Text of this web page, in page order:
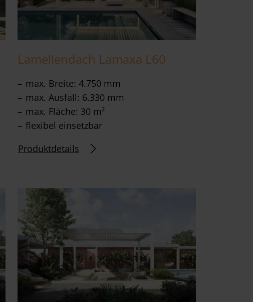
Lamellendach Lamaxa L60
max. Breite: 4.750 mm
max. Ausfall: 6.330 mm
max. Fläche: 30 m²
flexibel einsetzbar
Produktdetails